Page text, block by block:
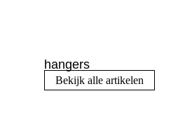
hangers
Bekijk alle artikelen